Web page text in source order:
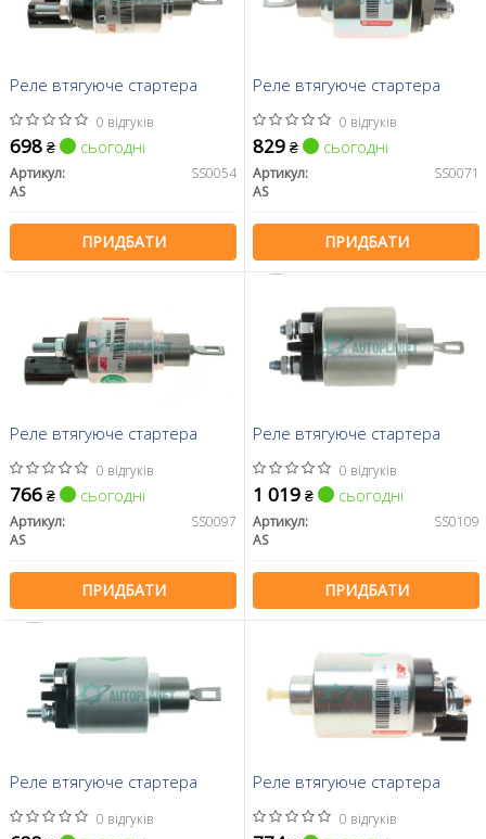
Реле втягуюче стартера
0 відгуків
698 ₴ сьогодні
Артикул:
SS0054
AS
ПРИДБАТИ
Реле втягуюче стартера
0 відгуків
829 ₴ сьогодні
Артикул:
SS0071
AS
ПРИДБАТИ
Реле втягуюче стартера
0 відгуків
766 ₴ сьогодні
Артикул:
SS0097
AS
ПРИДБАТИ
Реле втягуюче стартера
0 відгуків
1 019 ₴ сьогодні
Артикул:
SS0109
AS
ПРИДБАТИ
Реле втягуюче стартера
0 відгуків
Реле втягуюче стартера
0 відгуків